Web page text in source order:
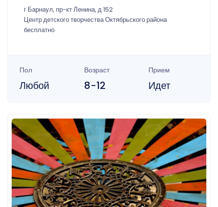
г Барнаул, пр-кт Ленина, д 152
Центр детского творчества Октябрьского района
бесплатно
Пол
Любой
Возраст
8-12
Прием
Идет